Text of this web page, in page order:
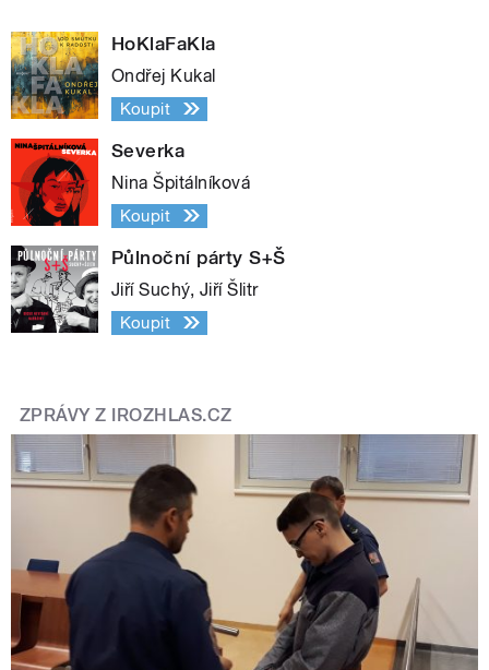
HoKlaFaKla
Ondřej Kukal
Koupit
Severka
Nina Špitálníková
Koupit
Půlnoční párty S+Š
Jiří Suchý, Jiří Šlitr
Koupit
ZPRÁVY Z IROZHLAS.CZ